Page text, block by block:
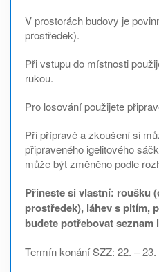
V prostorách budovy je
prostředek).
Při vstupu do místnosti
rukou.
Pro losování použijete
Při přípravě a zkoušení si
připraveného igelitového
může být změněno podle
Přineste si vlastní: roušku
prostředek), láhev s pitím,
budete potřebovat
Termín konání SZZ: 22. – 23.